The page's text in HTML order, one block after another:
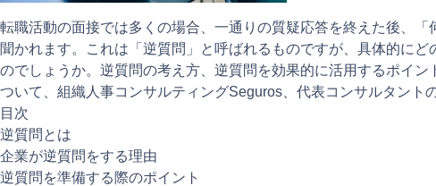
転職活動の面接では多くの場合、一通りの質疑応答を終えた後、「
聞かれます。これは「逆質問」と呼ばれるものですが、具体的にど
のでしょうか。逆質問の考え方、逆質問を効果的に活用するポイン
ついて、組織人事コンサルティングSeguros、代表コンサルタント
目次
逆質問とは
企業が逆質問をする理由
逆質問を準備する際のポイント